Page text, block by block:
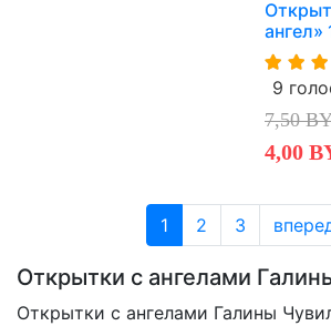
ангел»
9
7,50
4,00
1 2 3
Открытки с ангелами
Открытки с ангелами Галины